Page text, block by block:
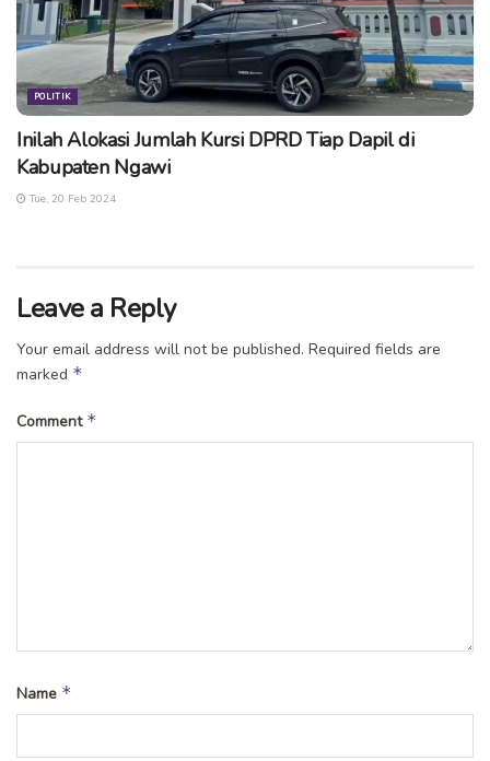
POLITIK
Inilah Alokasi Jumlah Kursi DPRD Tiap Dapil di
Kabupaten Ngawi
Tue, 20 Feb 2024
Leave a Reply
Your email address will not be published. Required fields are
marked *
Comment *
Name *